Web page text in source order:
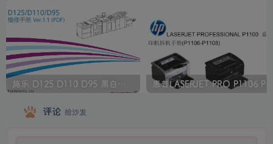
施乐 D125 D110 D95 黑白生产型高速复印机中文维修手册 惠普LASERJET PRO P1106
评论 抢沙发